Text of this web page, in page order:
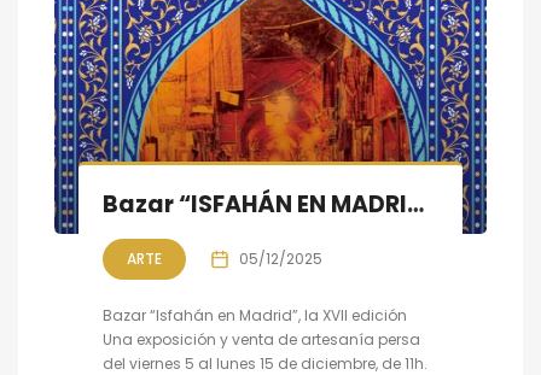
Bazar “ISFAHÁN EN MADRID”, XVII Edición, 5 al 15 de diciembre
ARTE 05/12/2025
Bazar “Isfahán en Madrid”, la XVII edición
Una exposición y venta de artesanía persa
del viernes 5 al lunes 15 de diciembre, de 11h.